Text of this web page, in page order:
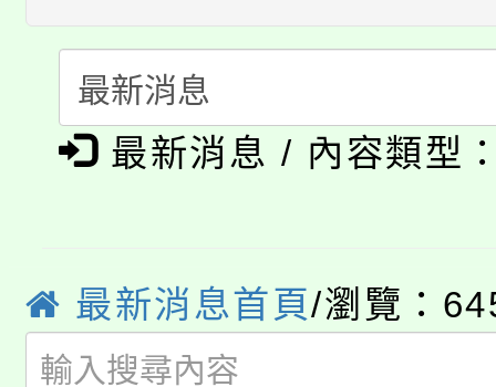
半價優惠，詳情可洽有
者。
份教師增能研習
大溪自造教育及科技中
份教師研習
淨零綠生活教案入校路
會
公告本校115學年度第
徵才活動。
YOUNG桃局內行報名
局官網。
8月14至27日，桃園電
最新消息 / 內容類型
最新消息首頁/瀏覽：